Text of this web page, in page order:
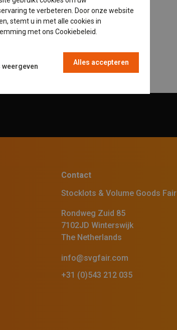
Contact
Stocklots & Volume Goods Fair
Rondweg Zuid 85
7102JD Winterswijk
The Netherlands
info@svgfair.com
+31 (0)543 212 035
GERMAN
te verbeteren. Door onze website
stemt u in met alle cookies in
met ons Cookiebeleid.
Alles accepteren
weergeven